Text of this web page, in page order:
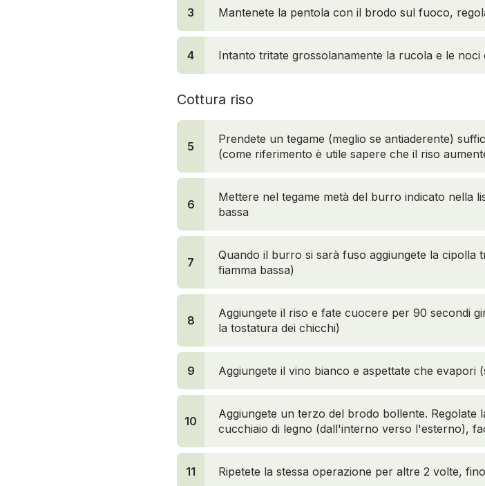
3 Mantenete la pentola con il brodo sul fuoco,
4 Intanto tritate grossolanamente la rucola e le noci
4
Cottura riso
5
Prendete un tegame (meglio se antiaderente)
(come riferimento è utile sapere che il riso
6
Mettere nel tegame metà del burro indicato nella
bassa
7
Quando il burro si sarà fuso aggiungete la cipolla
fiamma bassa)
8
Aggiungete il riso e fate cuocere per 90 secondi
la tostatura dei chicchi)
9 Aggiungete il vino bianco e aspettate che evapori
10
Aggiungete un terzo del brodo bollente. Regolate
cucchiaio di legno (dall'interno verso l'esterno),
11 Ripetete la stessa operazione per altre 2 volte,